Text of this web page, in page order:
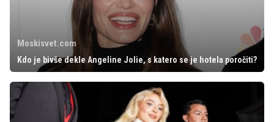
Moskisvet.com
Kdo je bivše dekle Angeline Jolie, s katero se je hotela poročiti?